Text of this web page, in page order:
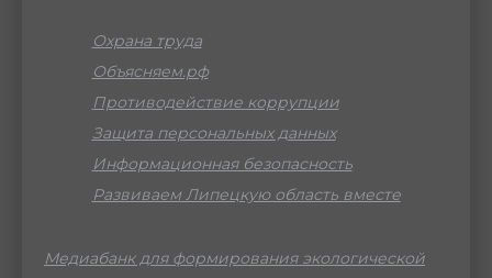
Охрана труда
Объясняем.рф
Противодействие коррупции
Защита персональных данных
Информационная безопасность
Развиваем Липецкую область вместе
Медиабанк для формирования экологической